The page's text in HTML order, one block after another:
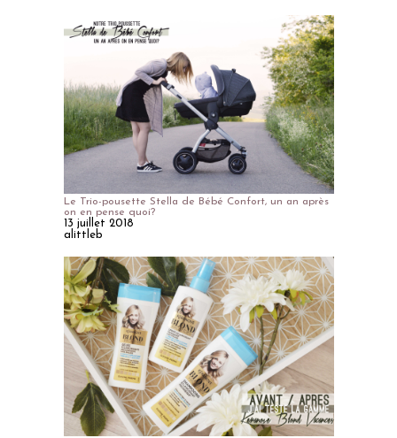
Le Trio-pousette Stella de Bébé Confort, un an après
on en pense quoi?
13 juillet 2018
alittleb